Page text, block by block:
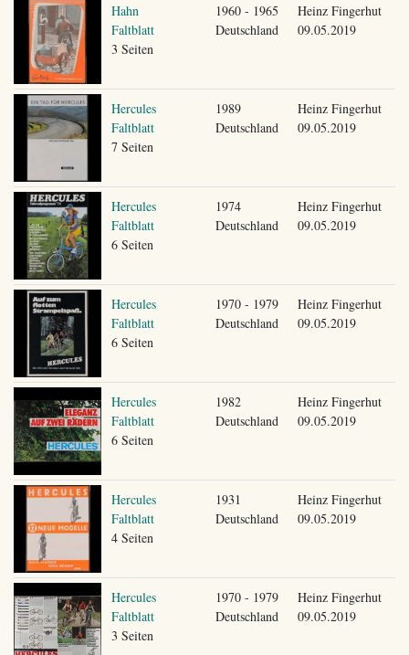
Hahn
Faltblatt
3 Seiten
1960 - 1965
Deutschland
Heinz Fingerhut
09.05.2019
Hercules
Faltblatt
7 Seiten
1989
Deutschland
Heinz Fingerhut
09.05.2019
Hercules
Faltblatt
6 Seiten
1974
Deutschland
Heinz Fingerhut
09.05.2019
Hercules
Faltblatt
6 Seiten
1970 - 1979
Deutschland
Heinz Fingerhut
09.05.2019
Hercules
Faltblatt
6 Seiten
1982
Deutschland
Heinz Fingerhut
09.05.2019
Hercules
Faltblatt
4 Seiten
1931
Deutschland
Heinz Fingerhut
09.05.2019
Hercules
Faltblatt
3 Seiten
1970 - 1979
Deutschland
Heinz Fingerhut
09.05.2019